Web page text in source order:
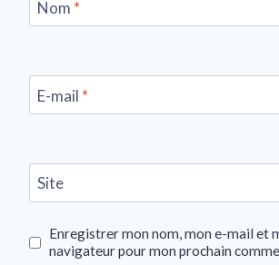
Nom *
E-mail *
Site
Enregistrer mon nom, mon e-mail et
navigateur pour mon prochain